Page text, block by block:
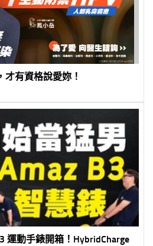
才有資格說愛妳！
運動手錶開箱！HybridCharge